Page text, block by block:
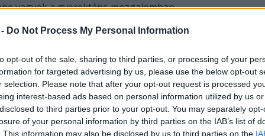
Do Not Process My Personal Information
opt-out of the sale, sharing to third parties, or processing of your
for targeted advertising by us, please use the below opt-out
selection. Please note that after your opt-out request is processed
interest-based ads based on personal information utilized by us
to third parties prior to your opt-out. You may separately
of your personal information by third parties on the IAB’s list of
This information may also be disclosed by us to third parties on the
vagyok a gyerektánc-mozgalomban,
is a táncművészetet választottam,
gyerektánc-tanítás aztán nagyon fontos része
hogy a szakma érdemesnek talált arra, hogy
előre felmérni egy ilyen feladat súlyát és
támogatott, és úgy gondoltam, hogy ha ennyire